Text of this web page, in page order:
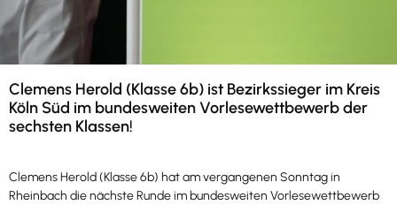
Clemens Herold (Klasse 6b) ist Bezirkssieger im Kreis
Köln Süd im bundesweiten Vorlesewettbewerb der
sechsten Klassen!
Clemens Herold (Klasse 6b) hat am vergangenen Sonntag in
Rheinbach die nächste Runde im bundesweiten Vorlesewettbewerb